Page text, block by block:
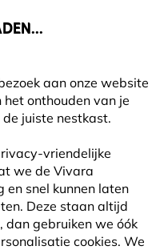
aan onze website
onthouden van je
juiste nestkast.
vriendelijke
we de Vivara
snel kunnen laten
Deze staan altijd
dan gebruiken we óók
cookies. We
vanaf €49